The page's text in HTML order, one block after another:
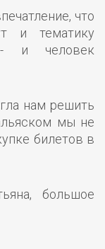
что
и тематику
и человек
нам решить
мы не
билетов в
большое